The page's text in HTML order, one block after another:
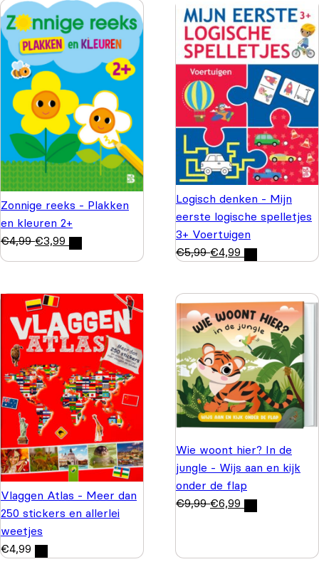
Zonnige reeks - Plakken
en kleuren 2+
€4,99 €3,99
Logisch denken - Mijn
eerste logische spelletjes
3+ Voertuigen
€5,99 €4,99
Vlaggen Atlas - Meer dan
250 stickers en allerlei
weetjes
€4,99
Wie woont hier? In de
jungle - Wijs aan en kijk
onder de flap
€9,99 €6,99